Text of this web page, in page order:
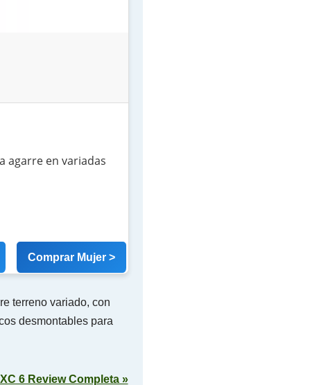
agarre en variadas
Comprar Mujer >
terreno variado, con
desmontables para
6 Review Completa »